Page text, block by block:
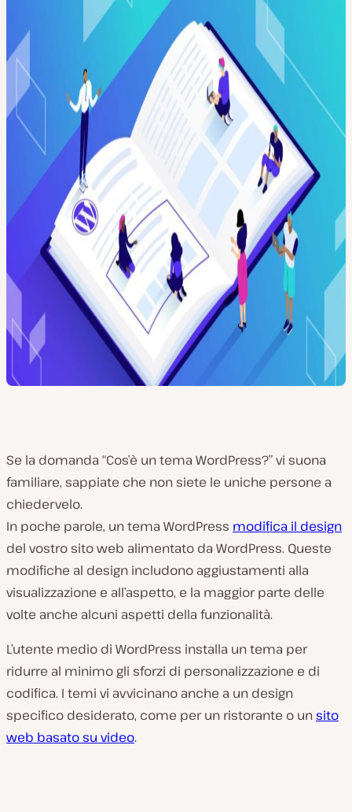
Se la domanda “Cos’è un tema WordPress?” vi suona
familiare, sappiate che non siete le uniche persone a
chiedervelo.
In poche parole, un tema WordPress modifica il design
del vostro sito web alimentato da WordPress. Queste
modifiche al design includono aggiustamenti alla
visualizzazione e all’aspetto, e la maggior parte delle
volte anche alcuni aspetti della funzionalità.
L’utente medio di WordPress installa un tema per
ridurre al minimo gli sforzi di personalizzazione e di
codifica. I temi vi avvicinano anche a un design
specifico desiderato, come per un ristorante o unsito
web basato su video.